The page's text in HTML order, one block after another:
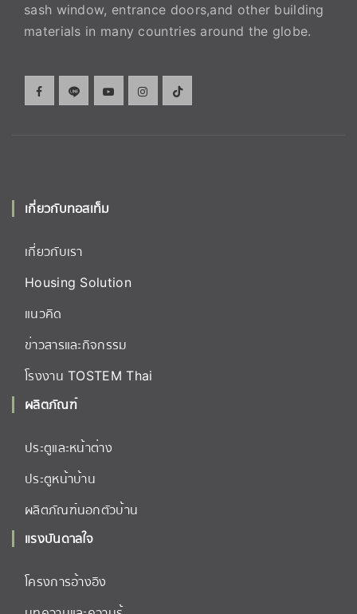
sash window, entrance doors,and other building
materials in many countries around the globe.
เกี่ยวกับทอสเท็ม
เกี่ยวกับเรา
Housing Solution
แนวคิด
ข่าวสารและกิจกรรม
โรงงาน TOSTEM Thai
ผลิตภัณฑ์
ประตูและหน้าต่าง
ประตูหน้าบ้าน
ผลิตภัณฑ์นอกตัวบ้าน
แรงบันดาลใจ
โครงการอ้างอิง